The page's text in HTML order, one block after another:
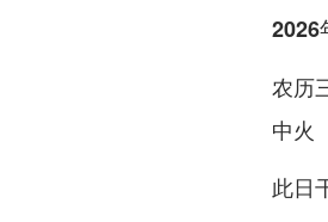
2026
农历
中火
此日